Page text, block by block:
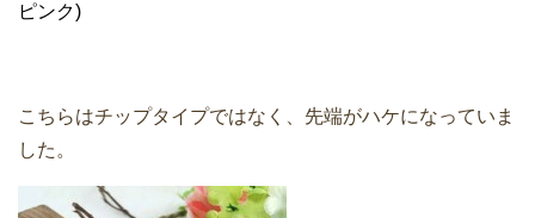
ピンク)
こちらはチップタイプではなく、先端がハケになっていま
した。